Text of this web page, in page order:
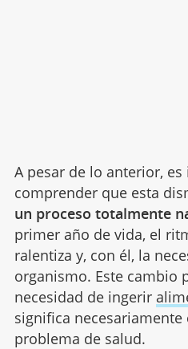
A pesar de lo anterior,
comprender que esta
un proceso totalmente
primer año de vida, el
ralentiza y, con él, la
organismo. Este cambio
necesidad de ingerir
significa
problema de salud.